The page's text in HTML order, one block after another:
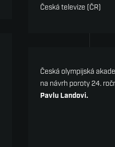
Česká televize (ČR)
Česká olympijská
na návrh poroty 24.
Pavlu Landovi.